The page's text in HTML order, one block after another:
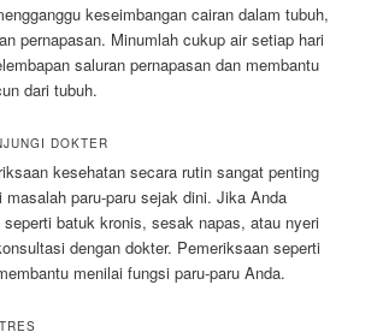
keseimbangan cairan dalam tubuh,
pernapasan. Minumlah cukup air setiap hari
saluran pernapasan dan membantu
dari tubuh.
DOKTER
kesehatan secara rutin sangat penting
paru-paru sejak dini. Jika Anda
seperti batuk kronis, sesak napas, atau nyeri
dengan dokter. Pemeriksaan seperti
menilai fungsi paru-paru Anda.